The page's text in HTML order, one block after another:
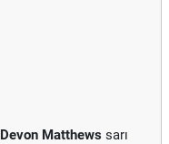
Devon Matthews sarı